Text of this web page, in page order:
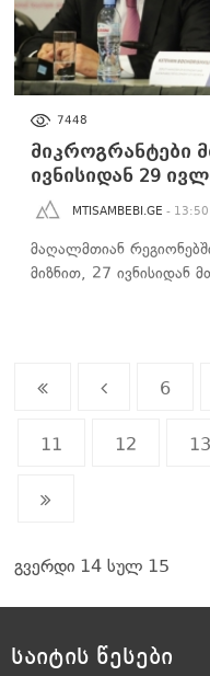
7448
მიკროგრანტები
ივნისიდან 29
MTISAMBEBI.GE - 13:50
მაღალმთიან
მიზნით, 27 ივნისიდან
6
11 12 13
გვერდი 14 სულ 15
საიტის წესები